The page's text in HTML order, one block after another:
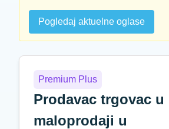
Pogledaj aktuelne oglase
Premium Plus
Prodavac trgovac u
maloprodaji u